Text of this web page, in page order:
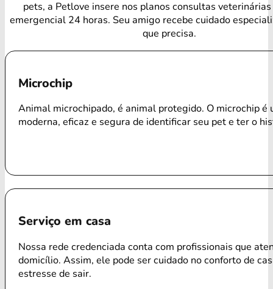
pets, a Petlove insere nos planos consultas
emergencial 24 horas. Seu amigo recebe cuidado
que precisa.
Microchip
Animal microchipado, é animal protegido. O microchip é
moderna, eficaz e segura de identificar seu pet e ter o
Serviço em casa
Nossa rede credenciada conta com profissionais que
domicílio. Assim, ele pode ser cuidado no conforto de
estresse de sair.